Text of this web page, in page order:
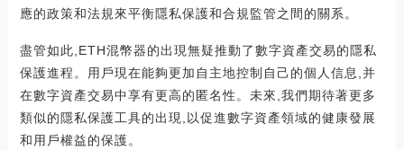
應的政策和法規來平衡隱私保護和合規監管之間的關系。
盡管如此,ETH混幣器的出現無疑推動了數字資產交易的隱私
保護進程。用戶現在能夠更加自主地控制自己的個人信息,并
在數字資產交易中享有更高的匿名性。未來,我們期待著更多
類似的隱私保護工具的出現,以促進數字資產領域的健康發展
和用戶權益的保護。